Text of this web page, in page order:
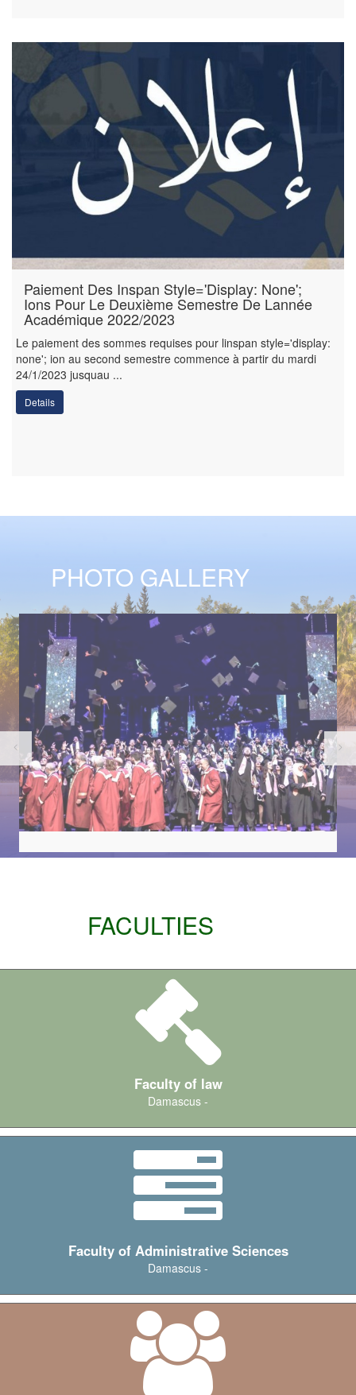
Paiement Des Inspan Style='display: None';
Ions Pour Le Deuxième Semestre De Lannée
Académique 2022/2023
Le paiement des sommes requises pour linspan style='display:
none'; ion au second semestre commence à partir du mardi
24/1/2023 jusquau ...
Details
PHOTO GALLERY
FACULTIES
Faculty of law
Damascus -
Faculty of Administrative Sciences
Damascus -